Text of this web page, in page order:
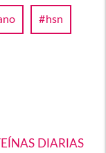
hsn
DIARIAS